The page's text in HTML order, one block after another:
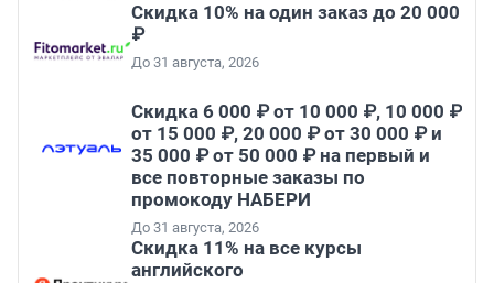
Скидка 10% на один заказ до 20 000
₽
До 31 августа, 2026
Скидка 6 000 ₽ от 10 000 ₽, 10 000 ₽
от 15 000 ₽, 20 000 ₽ от 30 000 ₽ и
35 000 ₽ от 50 000 ₽ на первый и
все повторные заказы по
промокоду НАБЕРИ
До 31 августа, 2026
Скидка 11% на все курсы
английского